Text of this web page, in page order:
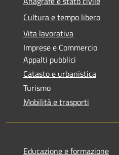
Cultura e tempo libero
Vita lavorativa
Imprese e Commercio
Appalti pubblici
Catasto e urbanistica
Turismo
Mobilità e trasporti
Educazione e formazione